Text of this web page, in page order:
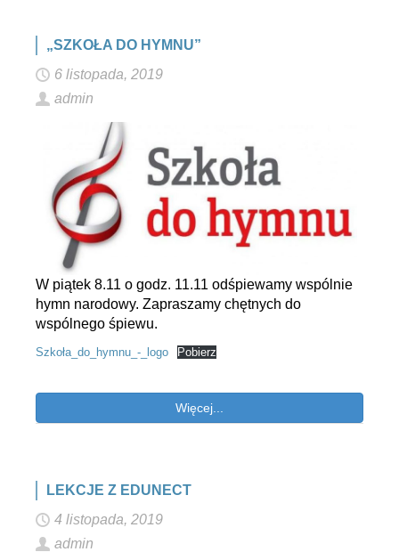
„SZKOŁA DO HYMNU”
6 listopada, 2019
admin
W piątek 8.11 o godz. 11.11 odśpiewamy wspólnie
hymn narodowy. Zapraszamy chętnych do
wspólnego śpiewu.
Szkoła_do_hymnu_-_logo Pobierz
Więcej...
LEKCJE Z EDUNECT
4 listopada, 2019
admin